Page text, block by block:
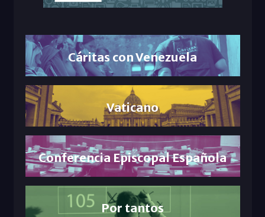
Cáritas con Venezuela
Vaticano
Conferencia Episcopal Española
Por tantos